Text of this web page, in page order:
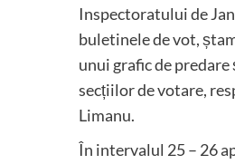
Inspectoratului de
buletinele de vot,
unui grafic de
secțiilor de votare,
Limanu.
În intervalul 25 – 26